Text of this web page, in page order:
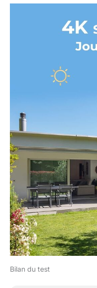
Bilan du test